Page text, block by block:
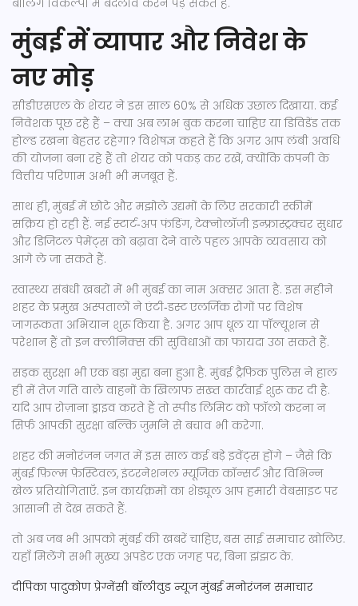
बॉलिंग विकल्पों में बदलाव करने पड़ सकते हैं.
मुंबई में व्यापार और निवेश के
नए मोड़
सीडीएसएल के शेयर ने इस साल 60% से अधिक उछाल दिखाया. कई
निवेशक पूछ रहे हैं – क्या अब लाभ बुक करना चाहिए या डिविडेंड तक
होल्ड रखना बेहतर रहेगा? विशेषज्ञ कहते हैं कि अगर आप लंबी अवधि
की योजना बना रहे हैं तो शेयर को पकड़ कर रखें, क्योंकि कंपनी के
वित्तीय परिणाम अभी भी मजबूत हैं.
साथ ही, मुंबई में छोटे और मझोले उद्यमों के लिए सरकारी स्कीमें
सक्रिय हो रही हैं. नई स्टार्ट‑अप फंडिंग, टेक्नोलॉजी इन्फ्रास्ट्रक्चर सुधार
और डिजिटल पेमेंट्स को बढ़ावा देने वाले पहल आपके व्यवसाय को
आगे ले जा सकते हैं.
स्वास्थ्य संबंधी खबरों में भी मुंबई का नाम अक्सर आता है. इस महीने
शहर के प्रमुख अस्पतालों ने एंटी‑डस्ट एलर्जिक रोगों पर विशेष
जागरूकता अभियान शुरू किया है. अगर आप धूल या पॉल्यूशन से
परेशान हैं तो इन क्लीनिक्स की सुविधाओं का फायदा उठा सकते हैं.
सड़क सुरक्षा भी एक बड़ा मुद्दा बना हुआ है. मुंबई ट्रैफिक पुलिस ने हाल
ही में तेज़ गति वाले वाहनों के खिलाफ सख्त कार्रवाई शुरू कर दी है.
यदि आप रोज़ाना ड्राइव करते हैं तो स्पीड लिमिट को फॉलो करना न
सिर्फ आपकी सुरक्षा बल्कि जुर्माने से बचाव भी करेगा.
शहर की मनोरंजन जगत में इस साल कई बड़े इवेंट्स होंगे – जैसे कि
मुंबई फ़िल्म फ़ेस्टिवल, इंटरनेशनल म्यूजिक कॉन्सर्ट और विभिन्न
खेल प्रतियोगिताएँ. इन कार्यक्रमों का शेड्यूल आप हमारी वेबसाइट पर
आसानी से देख सकते हैं.
तो अब जब भी आपको मुंबई की खबरें चाहिए, बस साई समाचार खोलिए.
यहाँ मिलेंगे सभी मुख्य अपडेट एक जगह पर, बिना झंझट के.
दीपिका पादुकोण प्रेग्नेंसी बॉलीवुड न्यूज मुंबई मनोरंजन समाचार